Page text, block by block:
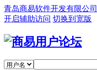
青岛商易软件开发有限公司
开启辅助访问 切换到宽版